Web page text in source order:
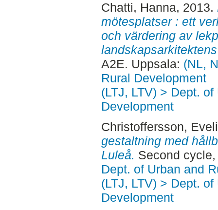
Chatti, Hanna, 2013.
mötesplatser : ett
och värdering av
A2E. Uppsala: (NL,
Rural Development
(LTJ, LTV) > Dept.
Development
Christoffersson,
gestaltning med
Luleå. Second
Dept. of Urban and
(LTJ, LTV) > Dept.
Development